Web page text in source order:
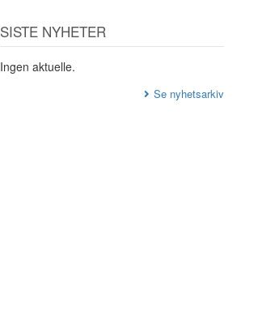
SISTE NYHETER
Ingen aktuelle.
Se nyhetsarkiv